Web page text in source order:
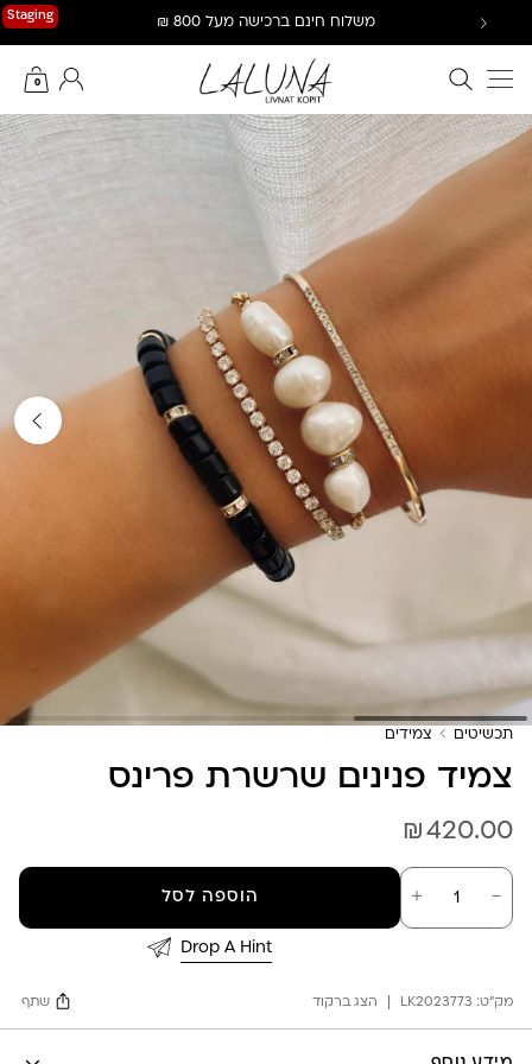
Staging משלוח חינם ברכישה מעל 800 ₪
חיפוש באתר
0
החשבון שלי
תכשיטים צמידים
צמיד פנינים שרשרת פרינס
₪420.00
－
כמות
של
צמיד
＋ הוספה לסל
Drop A Hint
מק"ט: LK2023773 הצג ברקוד שתף